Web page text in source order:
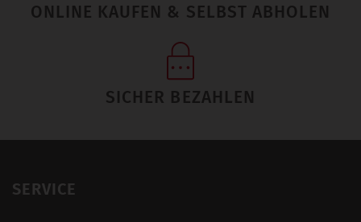
ONLINE KAUFEN & SELBST ABHOLEN
SICHER BEZAHLEN
SERVICE